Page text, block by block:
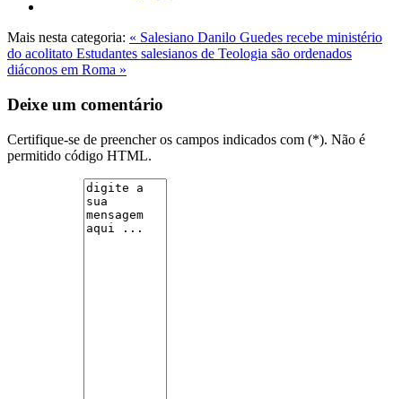
Mais nesta categoria: « Salesiano Danilo Guedes recebe ministério
do acolitato Estudantes salesianos de Teologia são ordenados
diáconos em Roma »
Deixe um comentário
Certifique-se de preencher os campos indicados com (*). Não é
permitido código HTML.